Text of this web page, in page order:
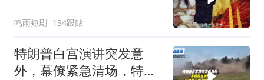
鸣雨短剧 134跟贴
特朗普白宫演讲突发意
外，幕僚紧急清场，特朗